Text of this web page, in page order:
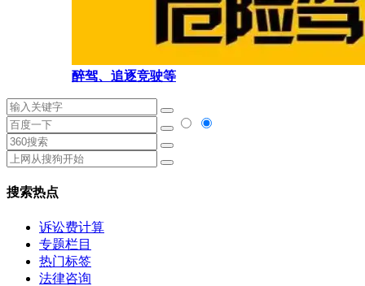
醉驾、追逐竞驶等
搜索热点
诉讼费计算
专题栏目
热门标签
法律咨询